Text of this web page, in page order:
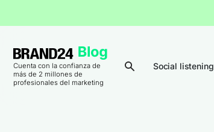
Cuenta con la confianza de
más de 2 millones de
profesionales del marketing
Social listening